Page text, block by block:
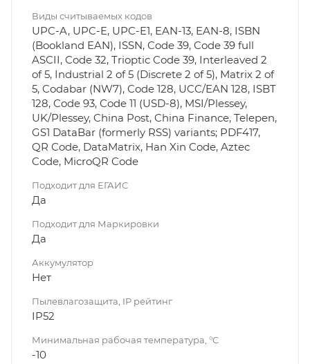
Виды считываемых кодов
UPC-A, UPC-E, UPC-E1, EAN-13, EAN-8, ISBN
(Bookland EAN), ISSN, Code 39, Code 39 full
ASCII, Code 32, Trioptic Code 39, Interleaved 2
of 5, Industrial 2 of 5 (Discrete 2 of 5), Matrix 2 of
5, Codabar (NW7), Code 128, UCC/EAN 128, ISBT
128, Code 93, Code 11 (USD-8), MSI/Plessey,
UK/Plessey, China Post, China Finance, Telepen,
GS1 DataBar (formerly RSS) variants; PDF417,
QR Code, DataMatrix, Han Xin Code, Aztec
Code, MicroQR Code
Подходит для ЕГАИС
Да
Подходит для Маркировки
Да
Аккумулятор
Нет
Пылевлагозащита, IP рейтинг
IP52
Минимальная рабочая температура, °C
-10